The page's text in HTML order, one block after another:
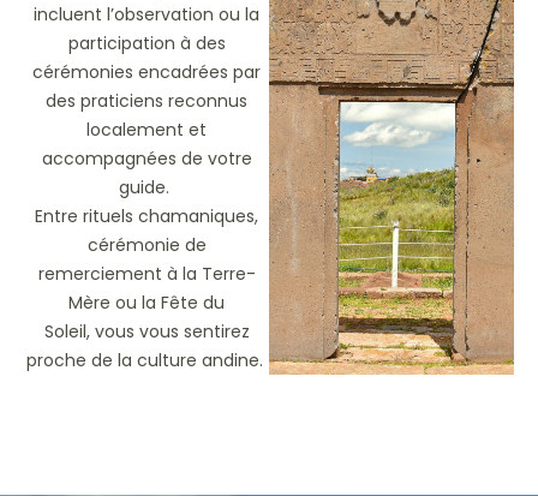
incluent l’observation ou la
participation à des
cérémonies encadrées par
des praticiens reconnus
localement et
accompagnées de votre
guide.
Entre rituels chamaniques,
cérémonie de
remerciement à la Terre-
Mère ou la Fête du
Soleil, vous vous sentirez
proche de la culture andine.